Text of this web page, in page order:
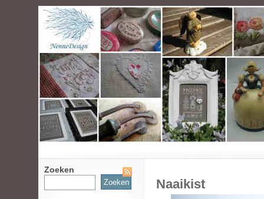
Zoeken
Zoeken
naar:
Naaikist